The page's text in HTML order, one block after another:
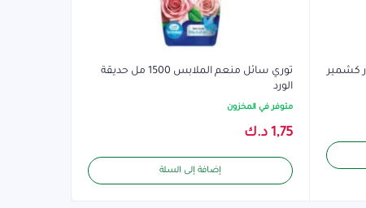
توري سائل منعم الملابس 1500 مل حديقة
الورد
متوفر في المخزون
1,75 د.ك
إضافة إلى السلة